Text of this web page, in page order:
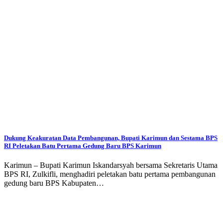
Dukung Keakuratan Data Pembangunan, Bupati Karimun dan Sestama BPS
RI Peletakan Batu Pertama Gedung Baru BPS Karimun
Karimun – Bupati Karimun Iskandarsyah bersama Sekretaris Utama
BPS RI, Zulkifli, menghadiri peletakan batu pertama pembangunan
gedung baru BPS Kabupaten…